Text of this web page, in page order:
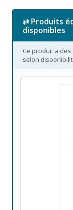
⇄ Produits
disponibles
Ce produit a
selon